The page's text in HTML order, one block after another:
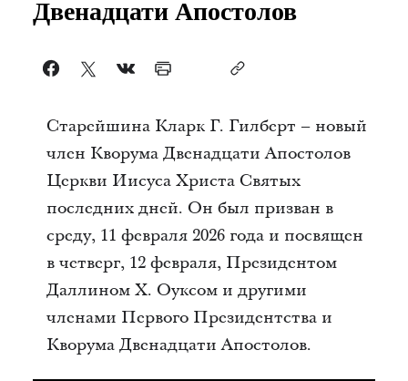
Двенадцати Апостолов
Старейшина Кларк Г. Гилберт – новый
член Кворума Двенадцати Апостолов
Церкви Иисуса Христа Святых
последних дней. Он был призван в
среду, 11 февраля 2026 года и посвящен
в четверг, 12 февраля, Президентом
Даллином Х. Оуксом и другими
членами Первого Президентства и
Кворума Двенадцати Апостолов.